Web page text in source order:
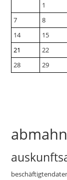
1
7
8
14
15
21
22
28
29